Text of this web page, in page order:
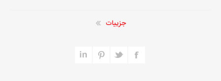
جزییات